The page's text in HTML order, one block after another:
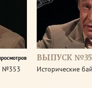
№353
ВЫПУСК
Исторические